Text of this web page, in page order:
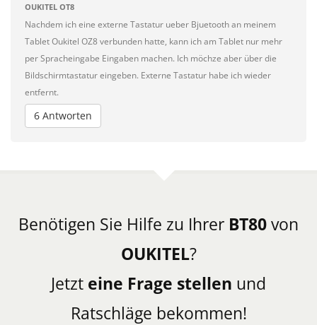
OUKITEL OT8
Nachdem ich eine externe Tastatur ueber Bjuetooth an meinem
Tablet Oukitel OZ8 verbunden hatte, kann ich am Tablet nur mehr
per Spracheingabe Eingaben machen. Ich möchze aber über die
Bildschirmtastatur eingeben. Externe Tastatur habe ich wieder
entfernt.
6 Antworten
Benötigen Sie Hilfe zu Ihrer BT80von
OUKITEL?
Jetzt eine Frage stellen und
Ratschläge bekommen!